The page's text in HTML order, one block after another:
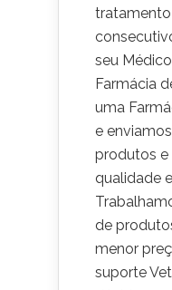
seu
Farmácia
uma
e
produtos
qualidade
de
menor
suporte